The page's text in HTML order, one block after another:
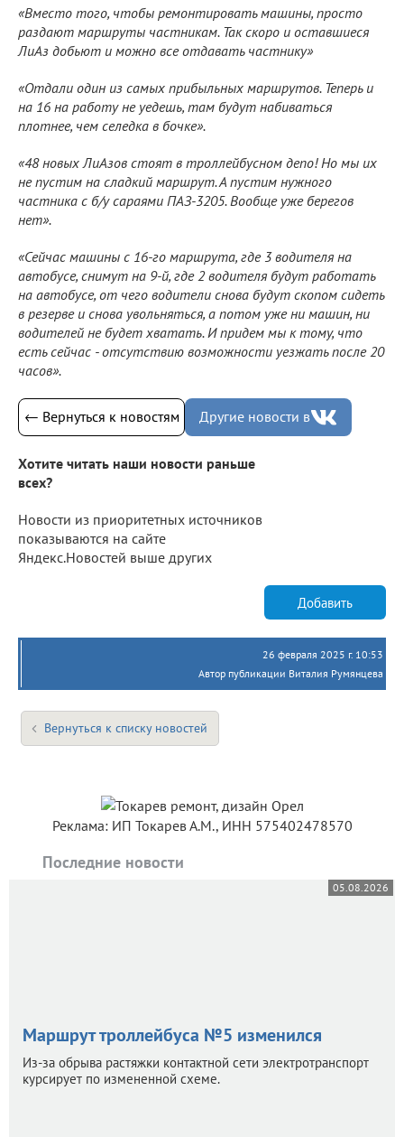
«Вместо того, чтобы ремонтировать машины, просто
раздают маршруты частникам. Так скоро и оставшиеся
ЛиАз добьют и можно все отдавать частнику»
«Отдали один из самых прибыльных маршрутов. Теперь и
на 16 на работу не уедешь, там будут набиваться
плотнее, чем селедка в бочке».
«48 новых ЛиАзов стоят в троллейбусном депо! Но мы их
не пустим на сладкий маршрут. А пустим нужного
частника с б/у сараями ПАЗ-3205. Вообще уже берегов
нет».
«Сейчас машины с 16-го маршрута, где 3 водителя на
автобусе, снимут на 9-й, где 2 водителя будут работать
на автобусе, от чего водители снова будут скопом сидеть
в резерве и снова увольняться, а потом уже ни машин, ни
водителей не будет хватать. И придем мы к тому, что
есть сейчас - отсутствию возможности уезжать после 20
часов».
← Вернуться к новостям Другие новости в
Хотите читать наши новости раньше
всех?
Новости из приоритетных источников
показываются на сайте
Яндекс.Новостей выше других
Добавить
26 февраля 2025 г. 10:53
Автор публикации Виталия Румянцева
Вернуться к списку новостей
Реклама: ИП Токарев А.М., ИНН 575402478570
Последние новости
05.08.2026
Маршрут троллейбуса №5 изменился
Из-за обрыва растяжки контактной сети электротранспорт
курсирует по измененной схеме.